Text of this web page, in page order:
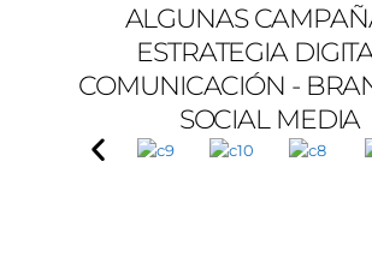
ALGUNAS
ESTRATEGIA
COMUNICACIÓN -
SOCIAL MEDIA